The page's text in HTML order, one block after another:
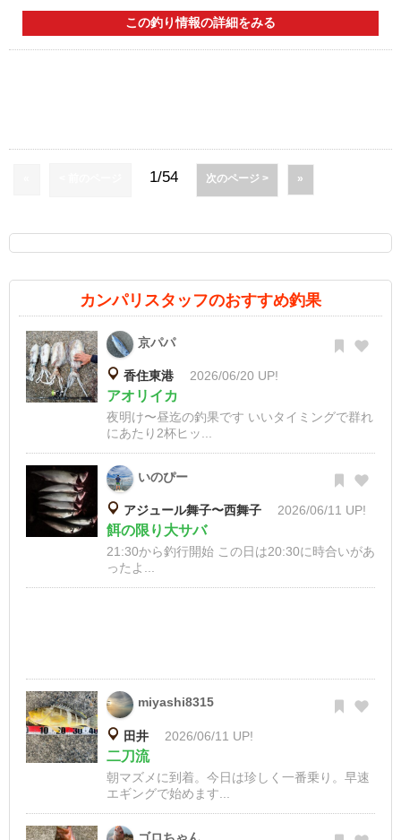
この釣り情報の詳細をみる
1/54 次のページ > »
カンパリスタッフのおすすめ釣果
京パパ
香住東港 2026/06/20 UP!
アオリイカ
夜明け〜昼迄の釣果です いいタイミングで群れ
にあたり2杯ヒッ...
いのぴー
アジュール舞子〜西舞子 2026/06/11 UP!
餌の限り大サバ
21:30から釣行開始 この日は20:30に時合いがあ
ったよ...
miyashi8315
田井 2026/06/11 UP!
二刀流
朝マズメに到着。今日は珍しく一番乗り。早速
エギングで始めます...